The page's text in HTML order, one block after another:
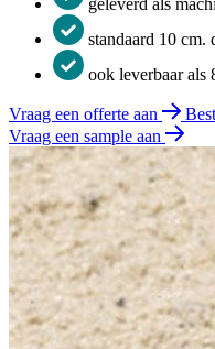
standaard 10 cm.
ook leverbaar als
Vraag een offerte aan
Vraag een sample aan